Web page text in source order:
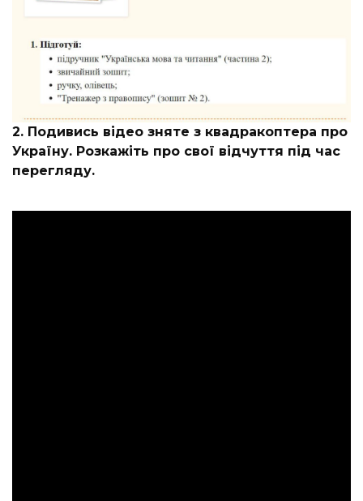
2. Подивись відео зняте з квадракоптера про
Україну. Розкажіть про свої відчуття під час
перегляду.